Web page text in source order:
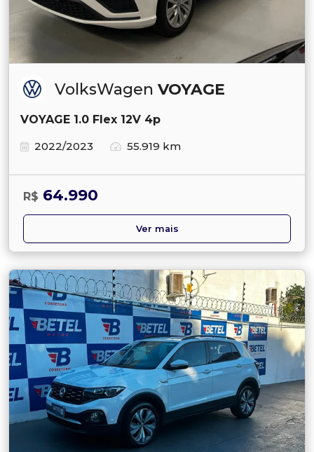
VolksWagen VOYAGE
VOYAGE 1.0 Flex 12V 4p
2022/2023
55.919 km
R$ 64.990
Ver mais